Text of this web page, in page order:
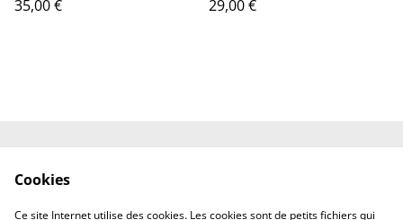
35,00 €
29,00 €
confidentialité
Cookies
Ce site Internet utilise des cookies. Les cookies sont de petits fichiers qui